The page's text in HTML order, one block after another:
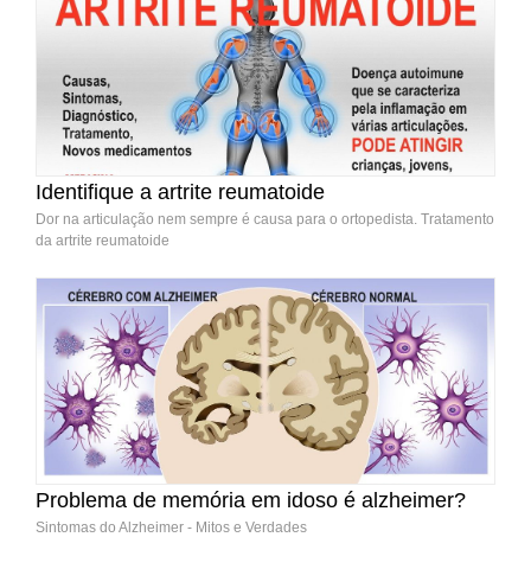
Identifique a artrite reumatoide
Dor na articulação nem sempre é causa para o ortopedista. Tratamento
da artrite reumatoide
Problema de memória em idoso é alzheimer?
Sintomas do Alzheimer - Mitos e Verdades